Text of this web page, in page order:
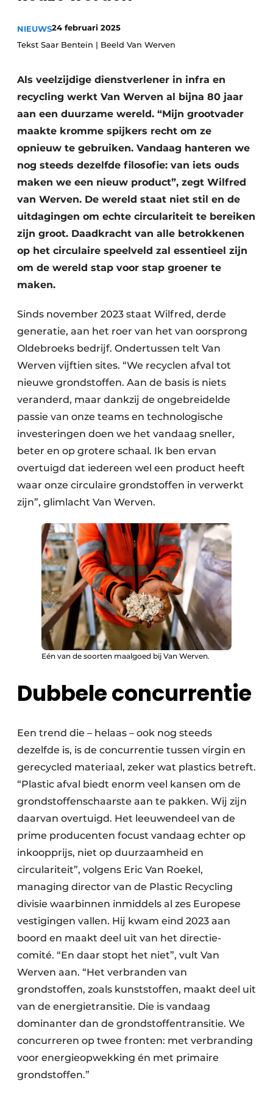
Vacature aanmelden
Vacatures
Recyclinginstallaties
Persen
Stofbeheersing
Uitrustingsstukken
Shredders
Transportbanden
Zeven & Brekers
Bedrijfsafval
Bouw & Sloopafval
Elektronisch Afval
Glasrecyclage
Houtafval
Kunststofafval
Medisch afval
Metaalrecyclage
Papierafval
Textielrecyclage
NIEUWS24 februari 2025
Tekst Saar Bentein | Beeld Van Werven
Als veelzijdige dienstverlener in infra en
recycling werkt Van Werven al bijna 80 jaar
aan een duurzame wereld. “Mijn grootvader
maakte kromme spijkers recht om ze
opnieuw te gebruiken. Vandaag hanteren we
nog steeds dezelfde filosofie: van iets ouds
maken we een nieuw product”, zegt Wilfred
van Werven. De wereld staat niet stil en de
uitdagingen om echte circulariteit te bereiken
zijn groot. Daadkracht van alle betrokkenen
op het circulaire speelveld zal essentieel zijn
om de wereld stap voor stap groener te
maken.
Sinds november 2023 staat Wilfred, derde
generatie, aan het roer van het van oorsprong
Oldebroeks bedrijf. Ondertussen telt Van
Werven vijftien sites. “We recyclen afval tot
nieuwe grondstoffen. Aan de basis is niets
veranderd, maar dankzij de ongebreidelde
passie van onze teams en technologische
investeringen doen we het vandaag sneller,
beter en op grotere schaal. Ik ben ervan
overtuigd dat iedereen wel een product heeft
waar onze circulaire grondstoffen in verwerkt
zijn”, glimlacht Van Werven.
Eén van de soorten maalgoed bij Van Werven.
Dubbele concurrentie
Een trend die – helaas – ook nog steeds
dezelfde is, is de concurrentie tussen virgin en
gerecycled materiaal, zeker wat plastics betreft.
“Plastic afval biedt enorm veel kansen om de
grondstoffenschaarste aan te pakken. Wij zijn
daarvan overtuigd. Het leeuwendeel van de
prime producenten focust vandaag echter op
inkoopprijs, niet op duurzaamheid en
circulariteit”, volgens Eric Van Roekel,
managing director van de Plastic Recycling
divisie waarbinnen inmiddels al zes Europese
vestigingen vallen. Hij kwam eind 2023 aan
boord en maakt deel uit van het directie-
comité. “En daar stopt het niet”, vult Van
Werven aan. “Het verbranden van
grondstoffen, zoals kunststoffen, maakt deel uit
van de energietransitie. Die is vandaag
dominanter dan de grondstoffentransitie. We
concurreren op twee fronten: met verbranding
voor energieopwekking én met primaire
grondstoffen.”